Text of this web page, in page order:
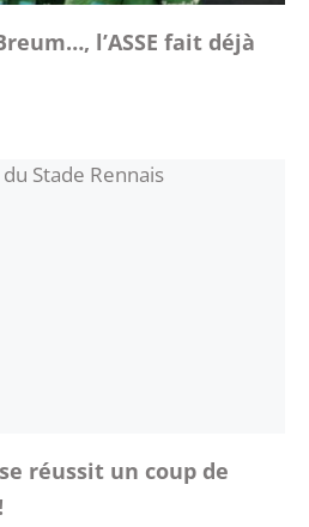
l’ASSE fait déjà
réussit un coup de